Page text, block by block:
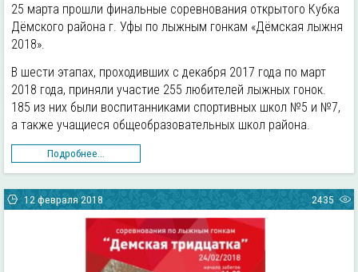
25 марта прошли финальные соревнования открытого Кубка
Дёмского района г. Уфы по лыжным гонкам «Дёмская лыжня
2018».
В шести этапах, проходивших с декабря 2017 года по март
2018 года, приняли участие 255 любителей лыжных гонок.
185 из них были воспитанниками спортивных школ №5 и №7,
а также учащиеся общеобразовательных школ района.
Подробнее...
12 февраля 2018 2435